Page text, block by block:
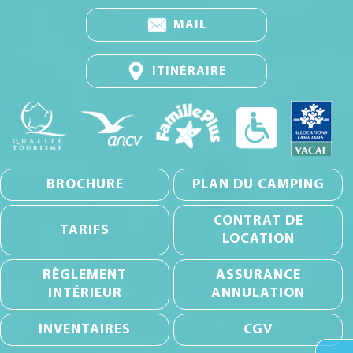
BROCHURE PLAN DU CAMPING
TARIFS
CONTRAT DE
LOCATION
RÈGLEMENT
INTÉRIEUR
ASSURANCE
ANNULATION
INVENTAIRES CGV
MAIL
ITINÉRAIRE